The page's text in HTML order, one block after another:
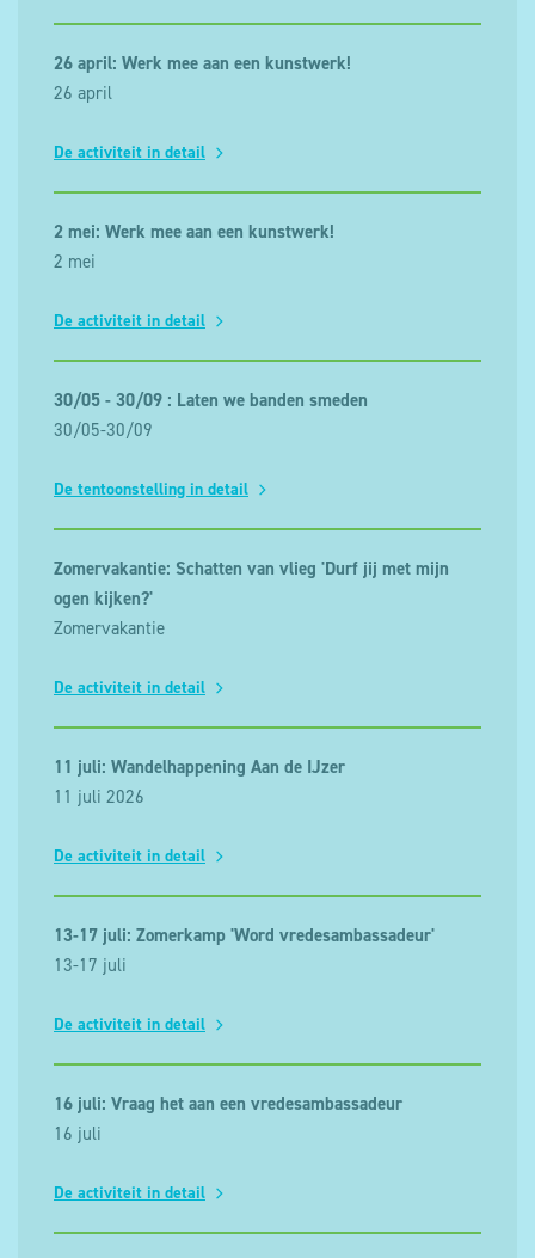
26 april: Werk mee aan een kunstwerk!
26 april
De activiteit in detail
2 mei: Werk mee aan een kunstwerk!
2 mei
De activiteit in detail
30/05 - 30/09 : Laten we banden smeden
30/05-30/09
De tentoonstelling in detail
Zomervakantie: Schatten van vlieg 'Durf jij met mijn
ogen kijken?'
Zomervakantie
De activiteit in detail
11 juli: Wandelhappening Aan de IJzer
11 juli 2026
De activiteit in detail
13-17 juli: Zomerkamp 'Word vredesambassadeur'
13-17 juli
De activiteit in detail
16 juli: Vraag het aan een vredesambassadeur
16 juli
De activiteit in detail